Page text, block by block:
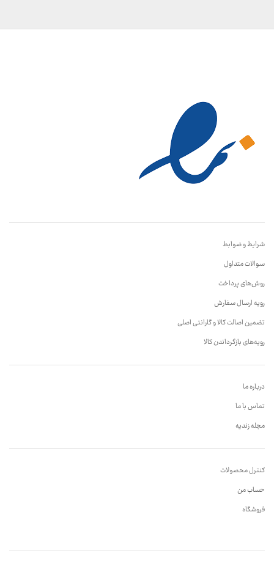
شرایط و ضوابط
سوالات متداول
روش‌های پرداخت
رویه ارسال سفارش
تضمین اصالت کالا و گارانتی اصلی
رویه‌های بازگرداندن کالا
درباره ما
تماس با ما
مجله زندیه
کنترل محصولات
حساب من
فروشگاه